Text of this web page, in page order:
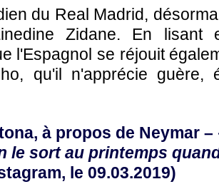
du Real Madrid,
Zidane. En lisant
l'Espagnol se réjouit
qu'il n'apprécie guère,
à propos de Neymar –
le sort au printemps
le 09.03.2019)